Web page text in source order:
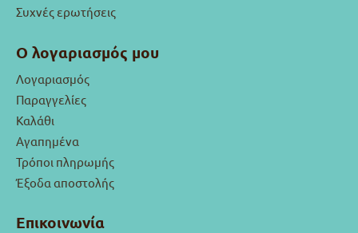
Συχνές ερωτήσεις
Ο λογαριασμός μου
Λογαριασμός
Παραγγελίες
Καλάθι
Αγαπημένα
Τρόποι πληρωμής
Έξοδα αποστολής
Επικοινωνία